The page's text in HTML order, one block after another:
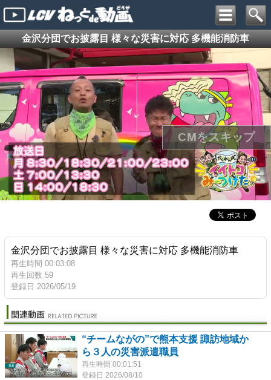
金沢分団でお披露目 様々な災害に対応 多機能消防車
金沢分団でお披露目 様々な災害に対応 多機能消防車
再生時間 00:03:08
再生回数 59
登録日 2026/05/19
“チームながの”で熊本支援 諏訪地域か
ら３人の災害派遣職員
再生時間 00:01:51
登録日 2026/08/10